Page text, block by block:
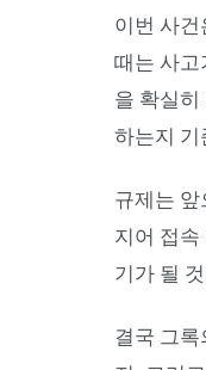
이번 사
때는 사
을 확실
하는지 기
규제는
지어 접
기가 될
결국 그